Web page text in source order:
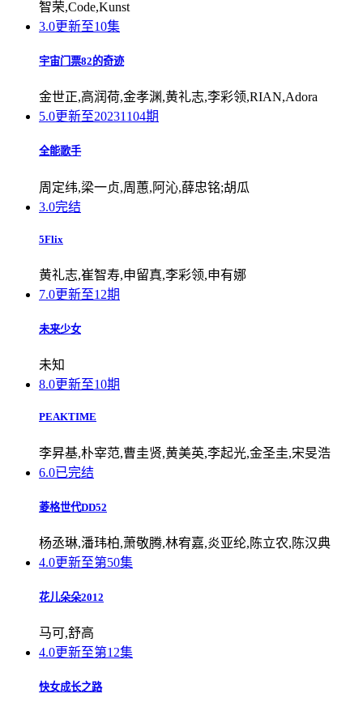
智荣,Code,Kunst
3.0更新至10集
宇宙门票82的奇迹
金世正,高润荷,金孝渊,黄礼志,李彩领,RIAN,Adora
5.0更新至20231104期
全能歌手
周定纬,梁一贞,周蕙,阿沁,薛忠铭;胡瓜
3.0完结
5Flix
黄礼志,崔智寿,申留真,李彩领,申有娜
7.0更新至12期
未来少女
未知
8.0更新至10期
PEAKTIME
李昇基,朴宰范,曹圭贤,黄美英,李起光,金圣圭,宋旻浩
6.0已完结
菱格世代DD52
杨丞琳,潘玮柏,萧敬腾,林宥嘉,炎亚纶,陈立农,陈汉典
4.0更新至第50集
花儿朵朵2012
马可,舒高
4.0更新至第12集
快女成长之路